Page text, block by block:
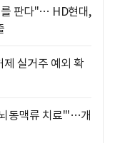
를 판다"… HD현대,
실거주 예외 확
동맥류 치료'"…개